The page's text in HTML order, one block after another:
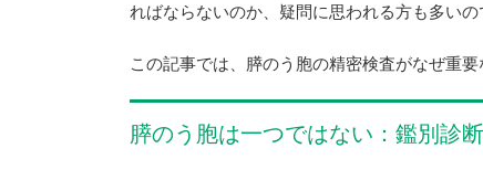
ればならないのか、疑問に思われる方も多いの
この記事では、膵のう胞の精密検査がなぜ重
膵のう胞は一つではない：鑑別診